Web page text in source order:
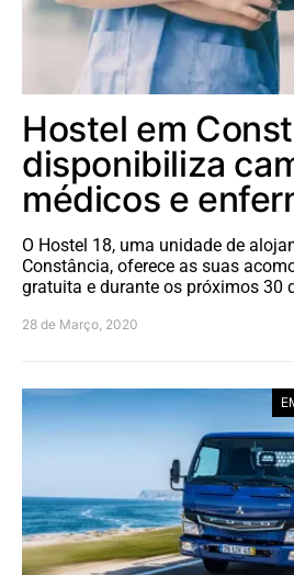
Hostel em
disponibiliza
médicos e
O Hostel 18, uma unidade de
Constância, oferece as suas
gratuita e durante os próximos 30
28 de Março, 2020